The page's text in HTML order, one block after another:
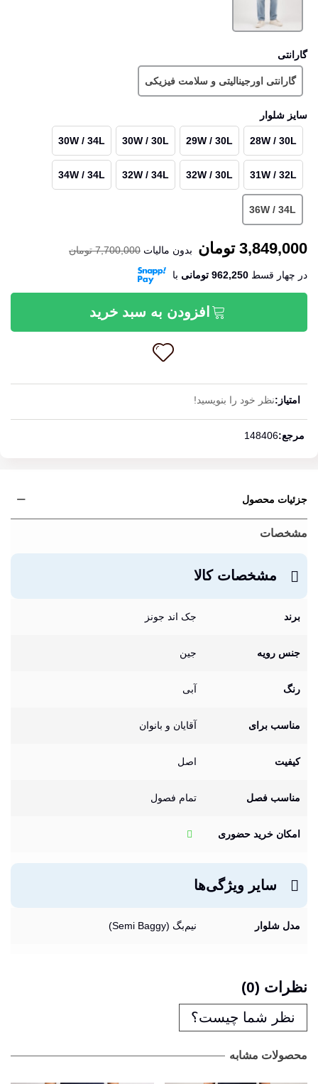
گارانتی
گارانتی اورجینالیتی و سلامت فیزیکی
سایز شلوار
28W / 30L
29W / 30L
30W / 30L
30W / 34L
31W / 32L
32W / 30L
32W / 34L
34W / 34L
36W / 34L
3,849,000 تومان بدون مالیات 7,700,000 تومان
در چهار قسط 962,250 تومانی ‌با
افزودن به سبد خرید
امتیاز:نظر خود را بنویسید!
مرجع:148406
جزئیات محصول
مشخصات
مشخصات کالا
برند جک اند جونز
جنس رویه جین
رنگ آبی
مناسب برای آقایان و بانوان
کیفیت اصل
مناسب فصل تمام فصول
امکان خرید حضوری
سایر ویژگی‌ها
مدل شلوار نیم‌بگ (Semi Baggy)
نظرات (0)
نظر شما چیست؟
محصولات مشابه